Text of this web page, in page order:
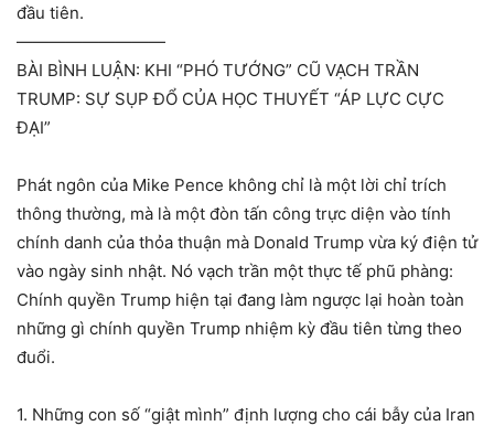
đầu tiên.
—————————
BÀI BÌNH LUẬN: KHI “PHÓ TƯỚNG” CŨ VẠCH TRẦN
TRUMP: SỰ SỤP ĐỔ CỦA HỌC THUYẾT “ÁP LỰC CỰC
ĐẠI”
Phát ngôn của Mike Pence không chỉ là một lời chỉ trích
thông thường, mà là một đòn tấn công trực diện vào tính
chính danh của thỏa thuận mà Donald Trump vừa ký điện tử
vào ngày sinh nhật. Nó vạch trần một thực tế phũ phàng:
Chính quyền Trump hiện tại đang làm ngược lại hoàn toàn
những gì chính quyền Trump nhiệm kỳ đầu tiên từng theo
đuổi.
1. Những con số “giật mình” định lượng cho cái bẫy của Iran